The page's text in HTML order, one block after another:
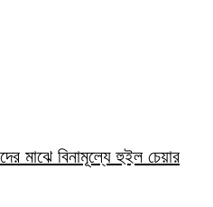
মাঝে বিনামূল্যে হুইল চেয়ার